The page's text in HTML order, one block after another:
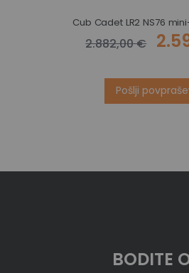
Cub Cadet LR2 NS76
2.882,00 €
Pošlji
BODITE